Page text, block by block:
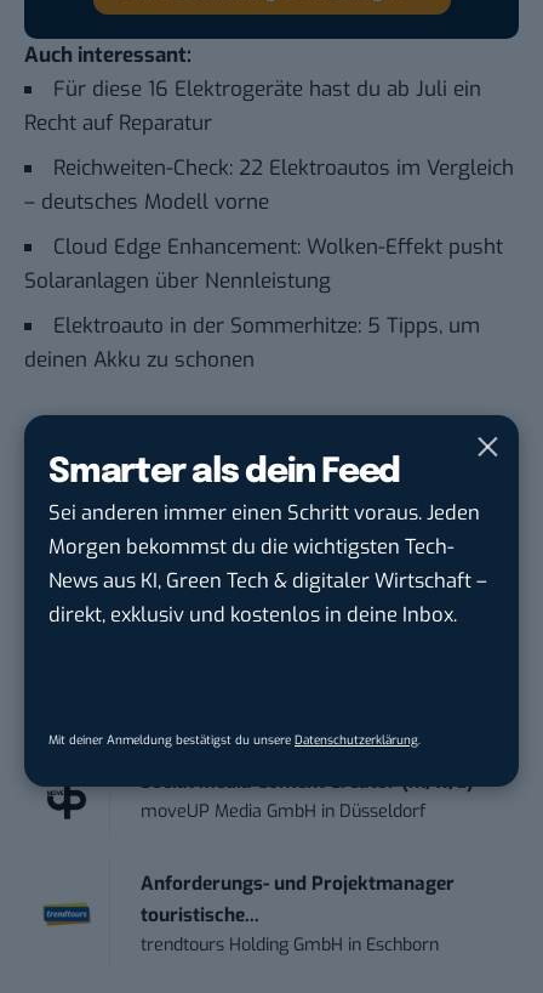
Smarter als dein Feed
Sei anderen immer einen Schritt voraus. Jeden
Morgen bekommst du die wichtigsten Tech-
News aus KI, Green Tech & digitaler Wirtschaft –
direkt, exklusiv und kostenlos in deine Inbox.
Mit deiner Anmeldung bestätigst du unsere Datenschutzerklärung
Auch interessant:
Für diese 16 Elektrogeräte hast du ab Juli ein
Recht auf Reparatur
Reichweiten-Check: 22 Elektroautos im Vergleich
– deutsches Modell vorne
Cloud Edge Enhancement: Wolken-Effekt pusht
Solaranlagen über Nennleistung
Elektroauto in der Sommerhitze: 5 Tipps, um
deinen Akku zu schonen
Du möchtest nicht abgehängt werden
, wenn es um
KI, Green Tech und die Tech-Themen von Morgen
geht? Über 12.000 smarte Leser bekommen jeden
Tag UPDATE, unser Tech-Briefing mit den
wichtigsten News des Tages – und sichern sich
damit ihren Vorsprung.Hier kannst du dich
Social Media Content Creator (m/w/d)
moveUP Media GmbH in Düsseldorf
Anforderungs- und Projektmanager
touristische...
trendtours Holding GmbH in Eschborn